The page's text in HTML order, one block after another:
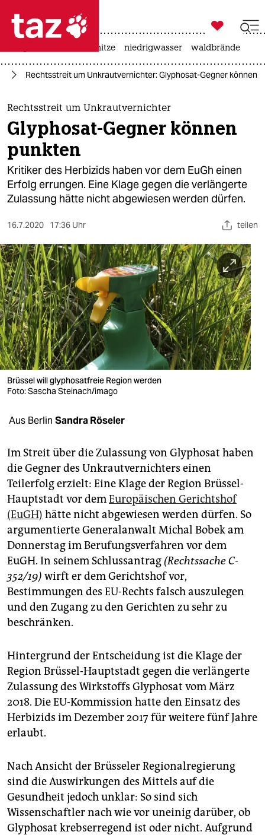
 taz zahl ich
taz zahl ich
themen
politik
öko
gesellschaft
sport
berlin
nord
wahrheit
verlag
verlag
veranstaltungen
shop
unterstützen
abo
genossenschaft
epaper login

taz zahl ich
hitze niedrigwasser waldbrände
Rechtsstreit um Unkrautvernichter: Glyphosat-Gegner können
Rechtsstreit um Unkrautvernichter
Glyphosat-Gegner können
punkten
Kritiker des Herbizids haben vor dem EuGh einen
Erfolg errungen. Eine Klage gegen die verlängerte
Zulassung hätte nicht abgewiesen werden dürfen.
16.7.2020 17:36 Uhr teilen
Brüssel will glyphosatfreie Region werden
Foto: Sascha Steinach/imago
Aus Berlin Sandra Röseler
Im Streit über die Zulassung von Glyphosat haben
die Gegner des Unkrautvernichters einen
Teilerfolg erzielt: Eine Klage der Region Brüssel-
Hauptstadt vor demEuropäischen Gerichtshof
(EuGH) hätte nicht abgewiesen werden dürfen. So
argumentierte Generalanwalt Michal Bobek am
Donnerstag im Berufungsverfahren vor dem
EuGH. In seinem Schlussantrag (Rechtssache C-
352/19) wirft er dem Gerichtshof vor,
Bestimmungen des EU-Rechts falsch auszulegen
und den Zugang zu den Gerichten zu sehr zu
beschränken.
Hintergrund der Entscheidung ist die Klage der
Region Brüssel-Hauptstadt gegen die verlängerte
Zulassung des Wirkstoffs Glyphosat vom März
2018. Die EU-Kommission hatte den Einsatz des
Herbizids im Dezember 2017 für weitere fünf Jahre
erlaubt.
Nach Ansicht der Brüsseler Regionalregierung
sind die Auswirkungen des Mittels auf die
Gesundheit jedoch unklar: So sind sich
Wissenschaftler nach wie vor uneinig darüber, ob
Glyphosat krebserregend ist oder nicht. Aufgrund